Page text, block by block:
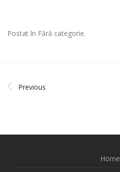
Postat în Fără categorie.
Previous
Home